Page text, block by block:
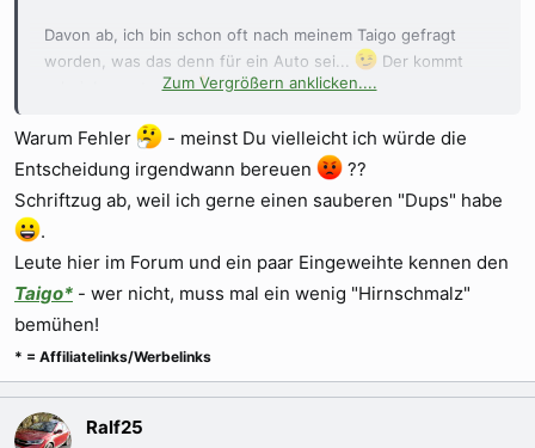
Davon ab, ich bin schon oft nach meinem Taigo gefragt
worden, was das denn für ein Auto sei...
Der kommt
scheinbar gut an...Zum Vergrößern anklicken....
Warum Fehler
- meinst Du vielleicht ich würde die
Entscheidung irgendwann bereuen
??
Schriftzug ab, weil ich gerne einen sauberen "Dups" habe
.
Leute hier im Forum und ein paar Eingeweihte kennen den
Taigo* - wer nicht, muss mal ein wenig "Hirnschmalz"
bemühen!
* = Affiliatelinks/Werbelinks
Ralf25